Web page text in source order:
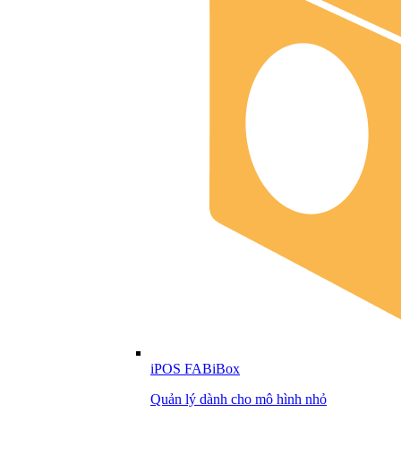
iPOS FABiBox
Quản lý dành cho mô hình nhỏ